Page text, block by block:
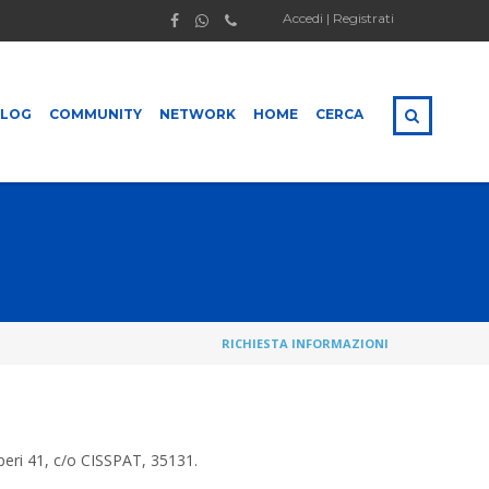
Accedi | Registrati
COMMUNITY NETWORK HOME CERCA
RICHIESTA INFORMAZIONI
41, c/o CISSPAT, 35131.